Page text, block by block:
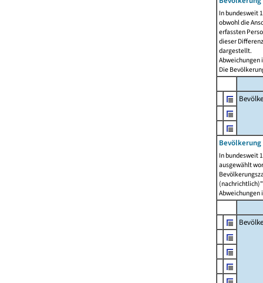
In bundesweit
obwohl die
erfassten
dieser
dargestellt.
Abweichungen
Die
In bundesweit
ausgewählt
Abweichungen